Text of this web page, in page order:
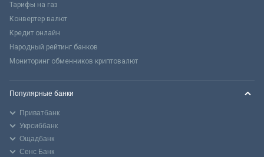
Тарифы на газ
Конвертер валют
Кредит онлайн
Народный рейтинг банков
Мониторинг обменников криптовалют
Популярные банки
Приватбанк
Укрсиббанк
Ощадбанк
Сенс Банк